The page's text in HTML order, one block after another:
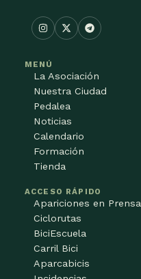
MENÚ
La Asociación
Nuestra Ciudad
Pedalea
Noticias
Calendario
Formación
Tienda
ACCESO RÁPIDO
Apariciones en Prensa
Ciclorutas
BiciEscuela
Carril Bici
Aparcabicis